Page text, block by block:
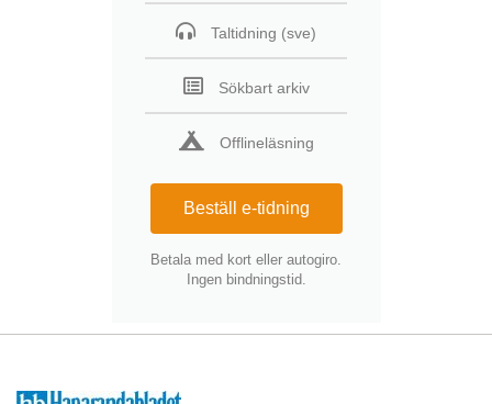
Taltidning (sve)
Sökbart arkiv
Offlineläsning
Beställ e-tidning
Betala med kort eller autogiro.
Ingen bindningstid.